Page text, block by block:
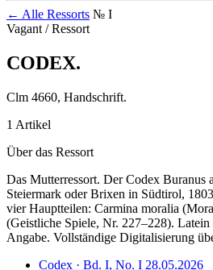
← Alle Ressorts № I
Vagant / Ressort
CODEX.
Clm 4660, Handschrift.
1 Artikel
Über das Ressort
Das Mutterressort. Der Codex
Steiermark oder Brixen in Südtirol,
vier Hauptteilen: Carmina moralia
(Geistliche Spiele, Nr. 227–228).
Angabe. Vollständige Digitalisierung
Codex · Bd. I, No. I 28.05.2026